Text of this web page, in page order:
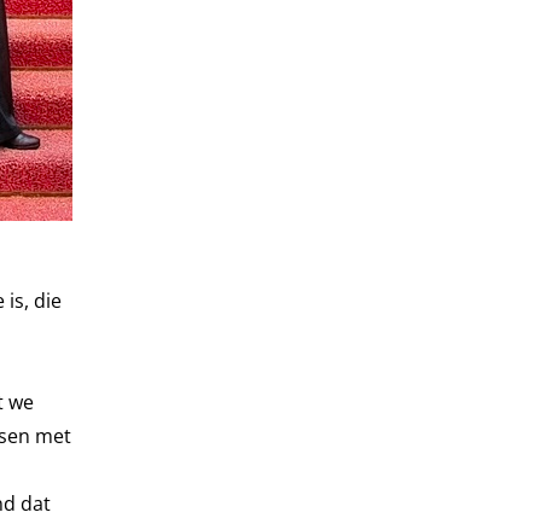
is, die
we
met
dat